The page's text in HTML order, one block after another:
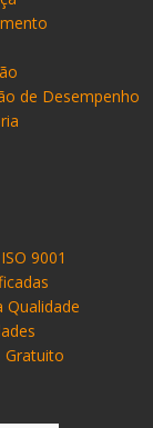
de Desempenho
9001
Qualidade
Gratuito